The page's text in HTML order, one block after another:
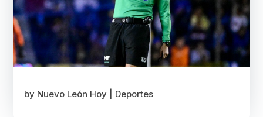
by Nuevo León Hoy Deportes